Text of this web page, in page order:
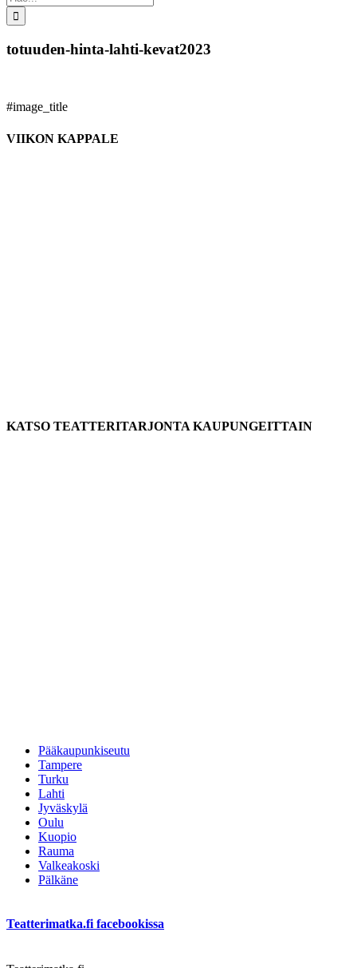
...
totuuden-hinta-lahti-kevat2023
#image_title
VIIKON KAPPALE
KATSO TEATTERITARJONTA KAUPUNGEITTAIN
Pääkaupunkiseutu
Tampere
Turku
Lahti
Jyväskylä
Oulu
Kuopio
Rauma
Valkeakoski
Pälkäne
Teatterimatka.fi facebookissa